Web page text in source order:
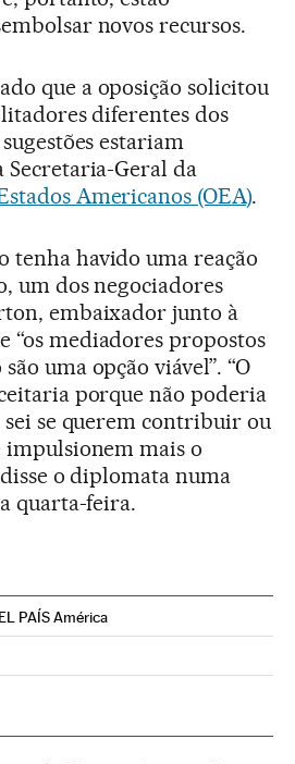
novos recursos.
que a oposição solicitou
diferentes dos
estariam
Secretaria-Geral da
Americanos (OEA).
tenha havido uma reação
um dos negociadores
embaixador junto à
“os mediadores propostos
uma opção viável”. “O
porque não poderia
se querem contribuir ou
mais o
o diplomata numa
quarta-feira.
PAÍS América
en Twitter
Brasil en Instagram
El País Brasil en Facebook